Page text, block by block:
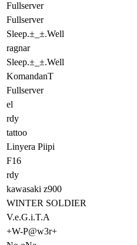
Fullserver
Fullserver
Sleep.±_±.Well
ragnar
Sleep.±_±.Well
KomandanT
Fullserver
el
rdy
tattoo
Linyera Piipi
F16
rdy
kawasaki z900
WINTER SOLDIER
V.e.G.i.T.A
+W-P@w3r+